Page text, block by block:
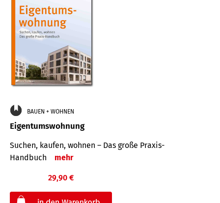
BAUEN + WOHNEN
Eigentumswohnung
Suchen, kaufen, wohnen – Das große Praxis-
Handbuch
mehr
29,90 €